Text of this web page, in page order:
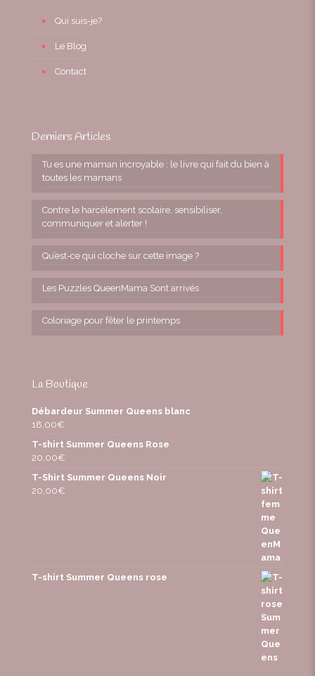
Qui suis-je?
Le Blog
Contact
Derniers Articles
Tu es une maman incroyable : le livre qui fait du bien à
toutes les mamans
Contre le harcèlement scolaire, sensibiliser,
communiquer et alerter !
Qu’est-ce qui cloche sur cette image ?
Les Puzzles QueenMama Sont arrivés
Coloriage pour fêter le printemps
La Boutique
Débardeur Summer Queens blanc
18,00€
T-shirt Summer Queens Rose
20,00€
T-Shirt Summer Queens Noir
20,00€
T-shirt Summer Queens rose